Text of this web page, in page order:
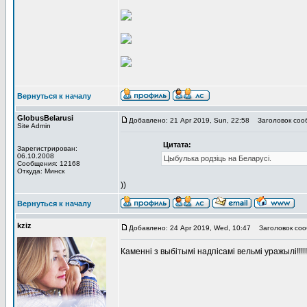
Вернуться к началу
GlobusBelarusi
Site Admin
Зарегистрирован:
06.10.2008
Сообщения: 12168
Откуда: Минск
Добавлено: 21 Apr 2019, Sun, 22:58 Заголовок
Цитата:
Цыбулька родзіць на Беларусі.
))
Вернуться к началу
kziz Добавлено: 24 Apr 2019, Wed, 10:47 Заголовок
Каменні з выбітымі надпісамі вельмі